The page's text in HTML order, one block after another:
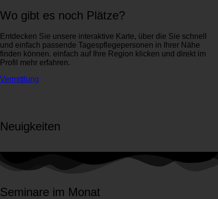
Wo gibt es noch Plätze?
Entdecken Sie unsere interaktive Karte, über die Sie schnell
und einfach passende Tagespflegepersonen in Ihrer Nähe
finden können. einfach auf Ihre Region klicken und direkt im
Profil mehr erfahren.
Vermittlung
Neuigkeiten
Seminare im Monat